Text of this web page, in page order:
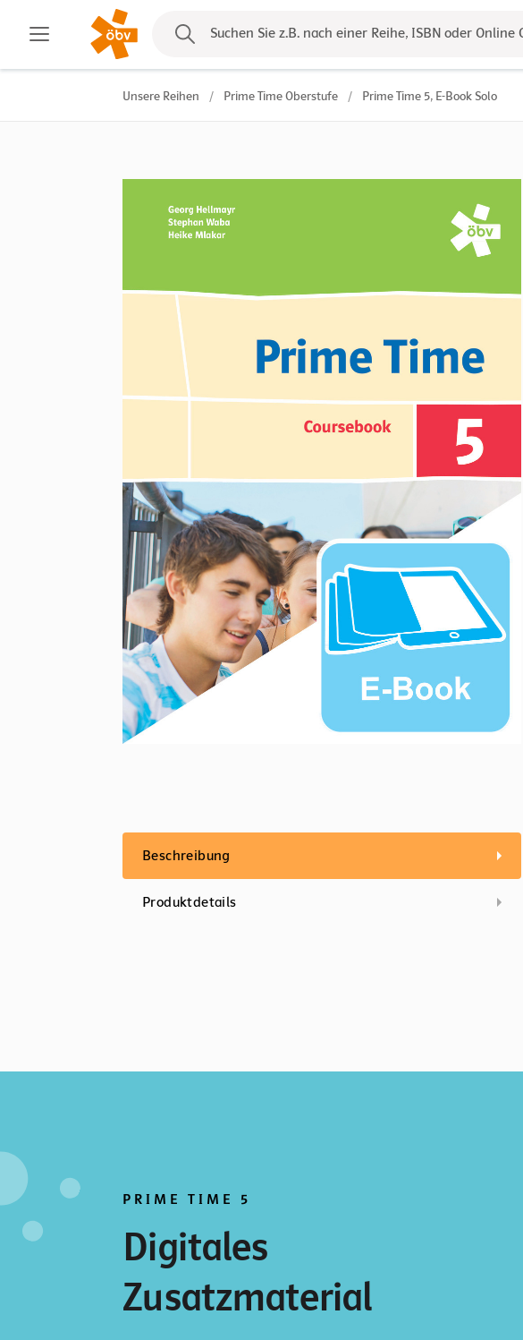
Suchen Sie z.B. nach einer Reihe, ISBN oder
Kontakt
Unsere Reihen / Prime Time Oberstufe / Prime Time 5, E-Book Solo
Beschreibung
Produktdetails
PRIME TIME 5
Digitales
Zusatzmaterial